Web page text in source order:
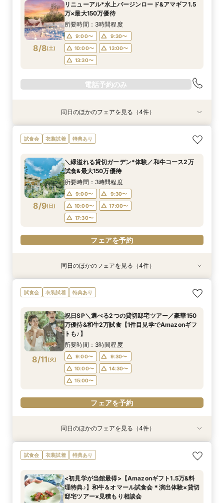
8/8(土)
リニューアル*水上バージンロード&アマギフ1.5
万×最大150万優待
所要時間：3時間程度
9:00〜
9:30〜
10:00〜
13:00〜
13:30〜
電話予約のみ
特典あり
8/8(土)
【料理重視の方へ◎】和牛&オマール試食*料理
特典付*2.5h相談会
9:30〜
10:00〜
14:30〜
15:00〜
電話予約のみ
特典あり
8/8(土)
ご予算重視の方へ◆シンプル婚＆パパママ婚◆お
見積徹底サポート
9:00〜
9:30〜
10:00〜
13:00〜
電話予約のみ
特典あり
8/8(土)
【マイナビBIG限定フェア】《初見学におすすめ
◎》イメージが膨らむ*花嫁ALL体験&絶品試食
9:00〜
9:30〜
10:00〜
13:00〜
13:30〜
電話予約のみ
特典あり
8/8(土)
【10～30名*少人数検討の方へ】貸切邸宅で叶え
るアットホームW×豪華試食
9:00〜
9:30〜
10:00〜
13:00〜
13:30〜
電話予約のみ
同日のほかのフェアを見る（4件）
試食会 衣装試着 特典あり
8/9(日)
＼緑溢れる貸切ガーデン*体験／和牛コース2万
試食&最大150万優待
所要時間：3時間程度
9:00〜
9:30〜
10:00〜
17:00〜
17:30〜
フェアを予約
特典あり
8/9(日)
【10～30名*少人数検討の方へ】貸切邸宅で叶え
るアットホームW×豪華試食
9:00〜
9:30〜
10:00〜
13:30〜
フェアを予約
特典あり
8/9(日)
ご予算重視の方へ◆シンプル婚＆パパママ婚◆お
見積徹底サポート
9:00〜
9:30〜
10:00〜
フェアを予約
特典あり
8/9(日)
【初見学でも安心♪】会場見学ツアー×絶品試食×
見積り相談会
9:00〜
9:30〜
14:00〜
18:00〜
フェアを予約
特典あり
8/9(日)
【全館貸切◇ペット婚におすすめ】豪華試食×
ペット衣装付フェア
9:00〜
9:30〜
17:00〜
フェアを予約
同日のほかのフェアを見る（4件）
試食会 衣装試着 特典あり
8/11(火)
祝日SP＼選べる2つの貸切邸宅ツアー／豪華150
万優待&和牛2万試食【1件目見学でAmazonギフ
トも♪】
所要時間：3時間程度
9:00〜
9:30〜
10:00〜
14:30〜
15:00〜
フェアを予約
特典あり
8/11(火)
【10～30名*少人数検討の方へ】貸切邸宅で叶え
るアットホームW×豪華試食
9:00〜
9:30〜
10:00〜
13:00〜
特典あり
8/11(火)
【料理重視の方へ◎】和牛&オマール試食*料理
特典付*2.5h相談会
9:30〜
10:00〜
14:30〜
15:00〜
特典あり
8/11(火)
ご予算重視の方へ◆シンプル婚＆パパママ婚◆お
見積徹底サポート
9:00〜
9:30〜
10:00〜
13:00〜
特典あり
8/11(火)
【マイナビBIG限定フェア】《初見学におすすめ
◎》イメージが膨らむ*花嫁ALL体験&絶品試食
9:00〜
9:30〜
10:00〜
14:30〜
同日のほかのフェアを見る（4件）
試食会 衣装試着 特典あり
<初見学が当館最得>【Amazonギフト1.5万&料
理特典♪】和牛＆オマール試食会＊演出体験×貸切
邸宅ツアー×見積もり相談会